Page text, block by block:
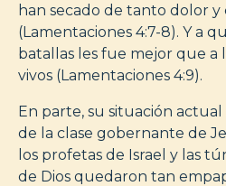
han secado de tanto dolor y
(Lamentaciones 4:7-8). Y a
batallas les fue mejor que a
vivos (Lamentaciones 4:9).
En parte, su situación actual
de la clase gobernante de
los profetas de Israel y las
de Dios quedaron tan